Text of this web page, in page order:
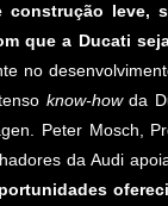
construção leve,
que a Ducati
no
know-howda
Peter Mosch,
da Audi